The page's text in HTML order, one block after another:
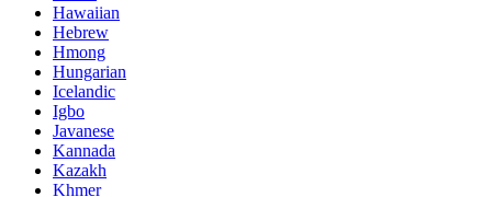
Hawaiian
Hebrew
Hmong
Hungarian
Icelandic
Igbo
Javanese
Kannada
Kazakh
Khmer